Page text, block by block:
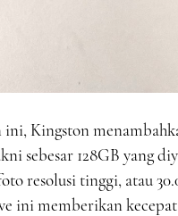
ini, Kingston
sebesar 128GB yang
resolusi tinggi, atau
ini memberikan